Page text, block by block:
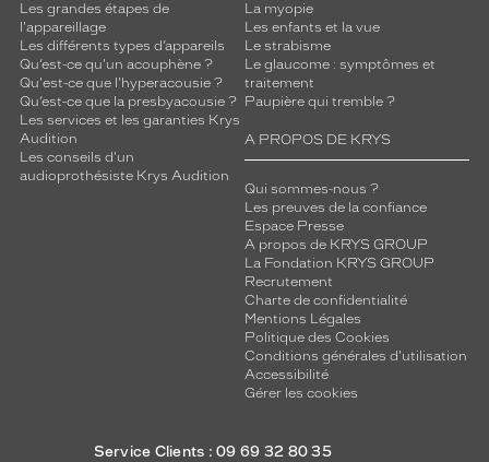
Les grandes étapes de
l'appareillage
Les différents types d’appareils
Qu’est-ce qu'un acouphène ?
Qu'est-ce que l'hyperacousie ?
Qu’est-ce que la presbyacousie ?
Les services et les garanties Krys
Audition
Les conseils d'un
audioprothésiste Krys Audition
La myopie
Les enfants et la vue
Le strabisme
Le glaucome : symptômes et
traitement
Paupière qui tremble ?
A PROPOS DE KRYS
Qui sommes-nous ?
Les preuves de la confiance
Espace Presse
A propos de KRYS GROUP
La Fondation KRYS GROUP
Recrutement
Charte de confidentialité
Mentions Légales
Politique des Cookies
Conditions générales d'utilisation
Accessibilité
Gérer les cookies
Service Clients : 09 69 32 80 35